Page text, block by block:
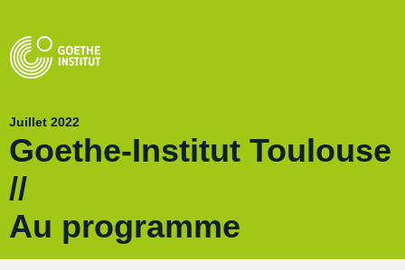
Juillet 2022
Goethe-Institut Toulouse
//
Au programme